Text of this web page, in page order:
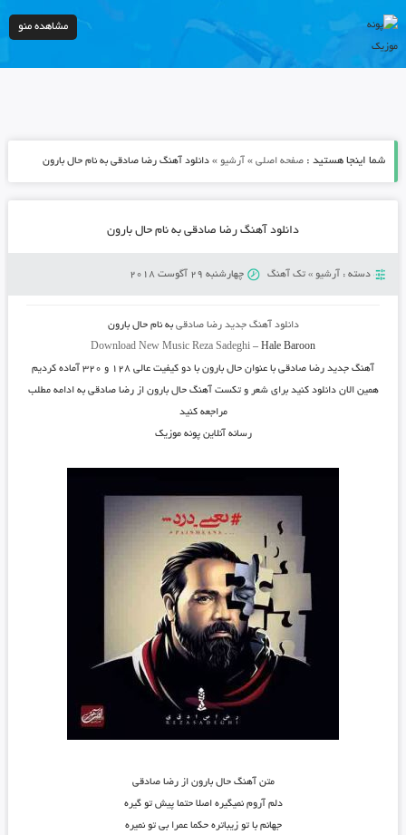
مشاهده منو
شما اینجا هستید : صفحه اصلی» آرشیو » دانلود آهنگ رضا صادقی به نام حال بارون
دانلود آهنگ رضا صادقی به نام حال بارون
دسته : آرشیو » تک آهنگ چهارشنبه 29 آگوست 2018
دانلود آهنگ جدید رضا صادقی به نامحال بارون
Download New Music Reza Sadeghi –Hale Baroon
آهنگ جدید رضا صادقیبا عنوان حال بارونبا دو کیفیت عالی ۱۲۸ و ۳۲۰ آماده کردیم
همین الان دانلود کنید برای شعر و تکست آهنگ حال بارون از رضا صادقی به ادامه مطلب
مراجعه کنید
رسانه آنلاین پونه موزیک
متن آهنگ حال بارون از رضا صادقی
دلم آروم نمیگیره اصلا حتما پیش تو گیره
جهانم با تو زیباتره حکما عمرا بی تو نمیره